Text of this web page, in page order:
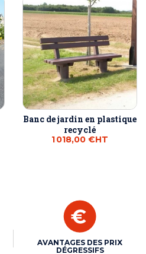
Banc de jardin en plastique
recyclé
1 018,00 €HT
AVANTAGES DES PRIX
DÉGRESSIFS